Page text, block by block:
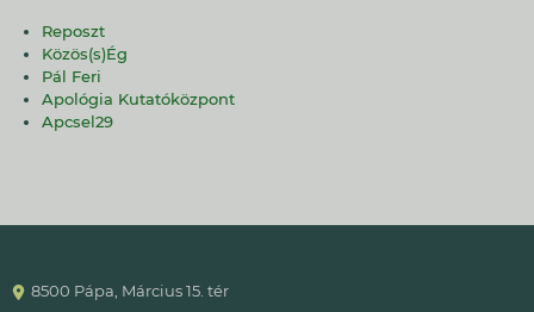
Reposzt
Közös(s)Ég
Pál Feri
Apológia Kutatóközpont
Apcsel29
8500 Pápa, Március 15. tér